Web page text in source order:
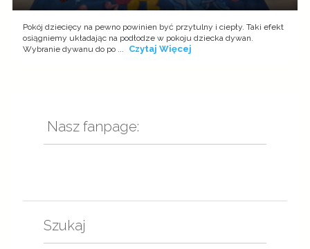
Pokój dziecięcy na pewno powinien być przytulny i ciepły. Taki efekt
osiągniemy układając na podłodze w pokoju dziecka dywan.
Wybranie dywanu do po ...
Czytaj Więcej
Nasz fanpage:
Szukaj